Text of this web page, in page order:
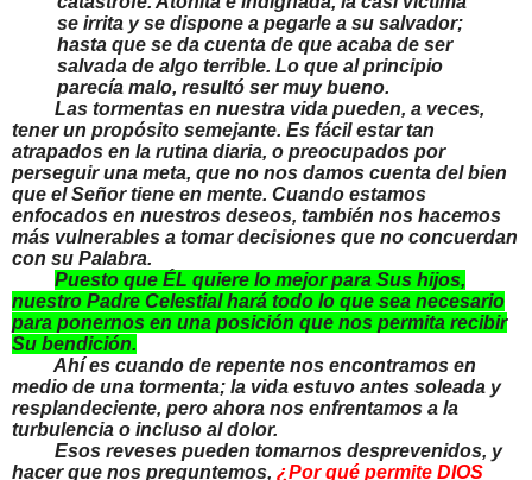
se irrita y se dispone a pegarle a su salvador;
hasta que se da cuenta de que acaba de ser
salvada de algo terrible. Lo que al principio
parecía malo, resultó ser muy bueno.
Las tormentas en nuestra vida pueden, a veces,
tener un propósito semejante. Es fácil estar tan
atrapados en la rutina diaria, o preocupados por
perseguir una meta, que no nos damos cuenta del bien
que el Señor tiene en mente. Cuando estamos
enfocados en nuestros deseos, también nos hacemos
más vulnerables a tomar decisiones que no concuerdan
con su Palabra.
Puesto que ÉL quiere lo mejor para Sus hijos,
nuestro Padre Celestial hará todo lo que sea necesario
para ponernos en una posición que nos permita recibir
Su bendición.
Ahí es cuando de repente nos encontramos en
medio de una tormenta; la vida estuvo antes soleada y
resplandeciente, pero ahora nos enfrentamos a la
turbulencia o incluso al dolor.
Esos reveses pueden tomarnos desprevenidos, y
hacer que nos preguntemos, ¿Por qué permite DIOS